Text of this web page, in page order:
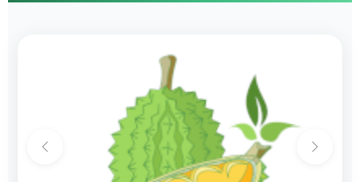
Previous Next